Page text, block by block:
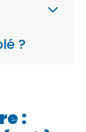
?
: